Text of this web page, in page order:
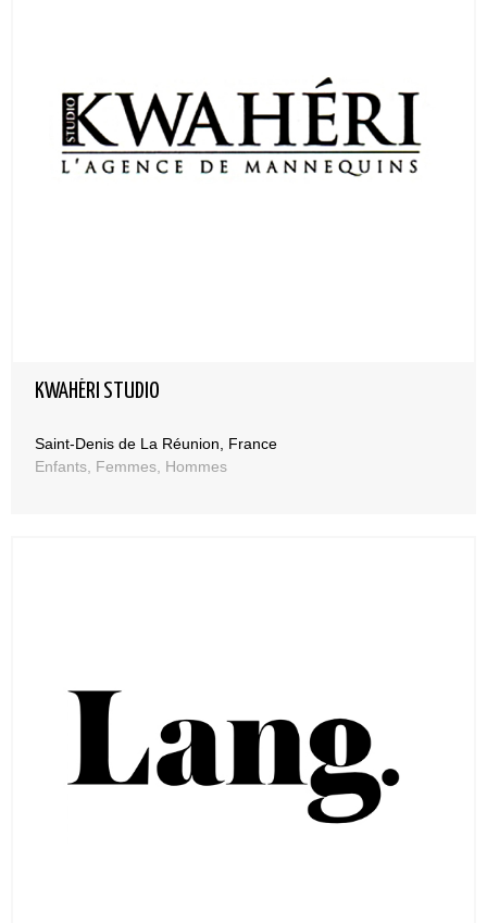
KWAHÉRI STUDIO
Saint-Denis de La Réunion, France
Enfants, Femmes, Hommes